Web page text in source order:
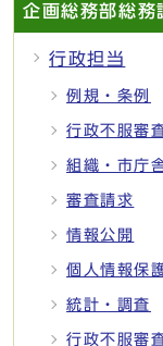
企画総務部総務
行政担当
例規・条例
行政不服審
組織・市庁
審査請求
情報公開
個人情報保
統計・調査
行政不服審